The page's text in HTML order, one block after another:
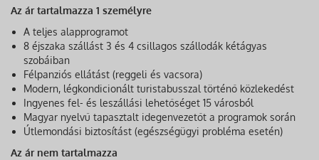
Az ár tartalmazza 1 személyre
A teljes alapprogramot
8 éjszaka szállást 3 és 4 csillagos szállodák kétágyas
szobáiban
Félpanziós ellátást (reggeli és vacsora)
Modern, légkondicionált turistabusszal történő közlekedést
Ingyenes fel- és leszállási lehetőséget 15 városból
Magyar nyelvű tapasztalt idegenvezetőt a programok során
Útlemondási biztosítást (egészségügyi probléma esetén)
Az ár nem tartalmazza